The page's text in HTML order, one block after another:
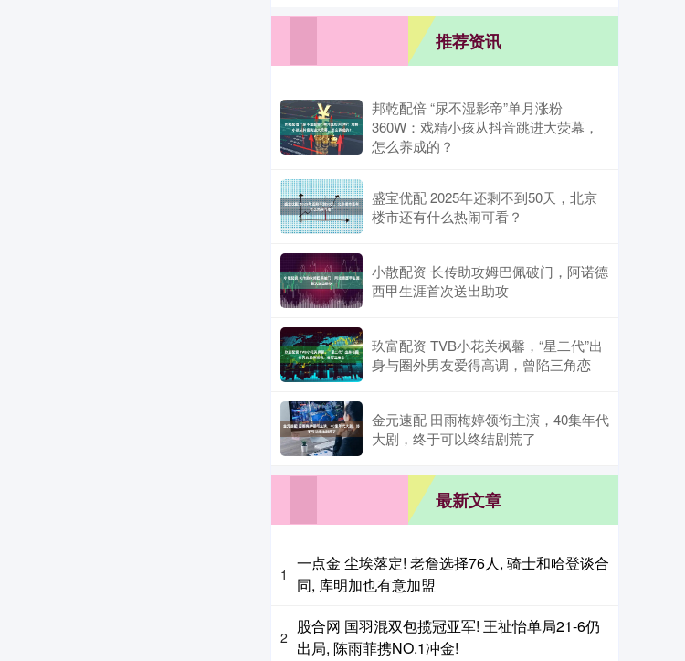
推荐资讯
邦乾配倍 “尿不湿影帝”单月涨粉
360W：戏精小孩从抖音跳进大荧幕，
怎么养成的？
盛宝优配 2025年还剩不到50天，北京
楼市还有什么热闹可看？
小散配资 长传助攻姆巴佩破门，阿诺德
西甲生涯首次送出助攻
玖富配资 TVB小花关枫馨，“星二代”出
身与圈外男友爱得高调，曾陷三角恋
金元速配 田雨梅婷领衔主演，40集年代
大剧，终于可以终结剧荒了
最新文章
1
一点金 尘埃落定! 老詹选择76人, 骑士和哈登谈合
同, 库明加也有意加盟
2
股合网 国羽混双包揽冠亚军! 王祉怡单局21-6仍
出局, 陈雨菲携NO.1冲金!